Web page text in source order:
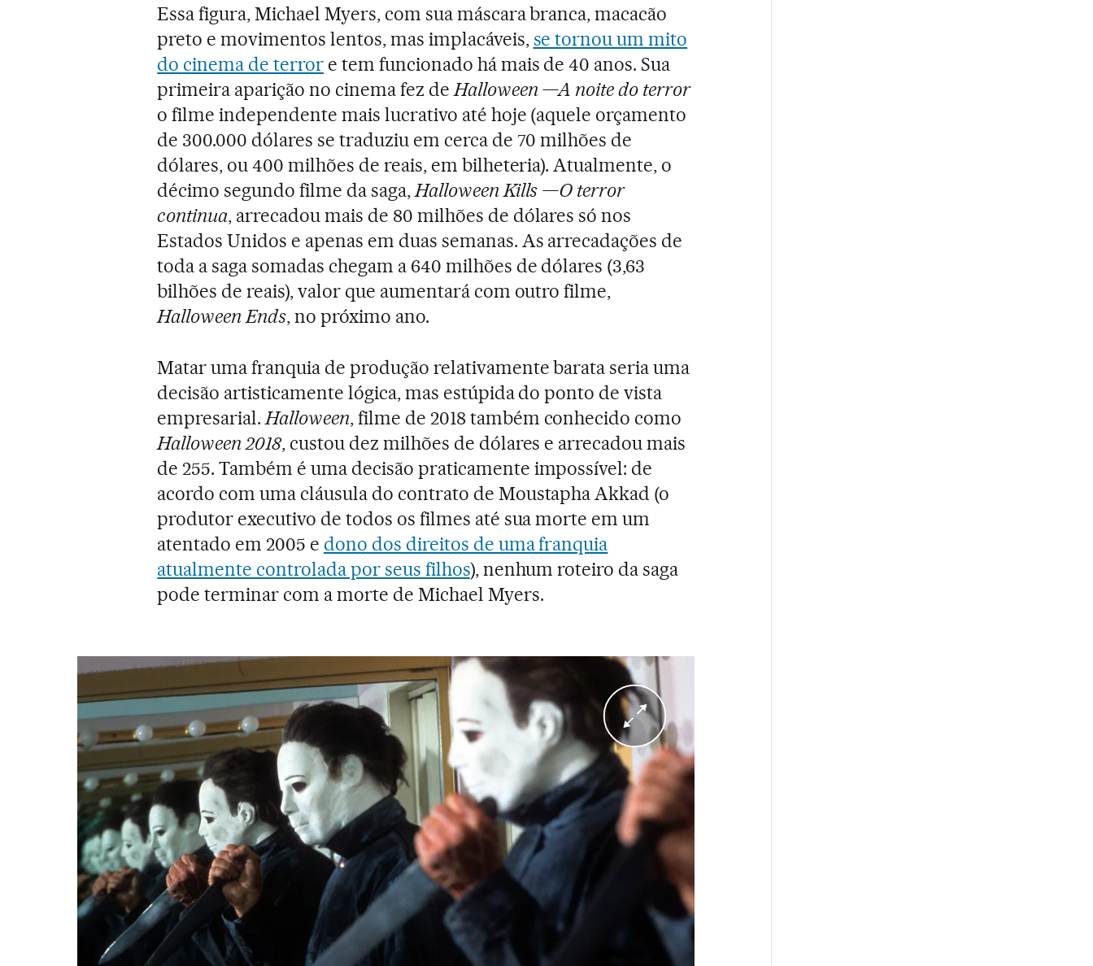
Essa figura, Michael Myers, com sua máscara branca, macacão
preto e movimentos lentos, mas implacáveis,se tornou um mito
do cinema de terrore tem funcionado há mais de 40 anos. Sua
primeira aparição no cinema fez deHalloween —A noite do terror
o filme independente mais lucrativo até hoje (aquele orçamento
de 300.000 dólares se traduziu em cerca de 70 milhões de
dólares, ou 400 milhões de reais, em bilheteria). Atualmente, o
décimo segundo filme da saga,Halloween Kills —O terror
continua, arrecadou mais de 80 milhões de dólares só nos
Estados Unidos e apenas em duas semanas. As arrecadações de
toda a saga somadas chegam a 640 milhões de dólares (3,63
bilhões de reais), valor que aumentará com outro filme,
Halloween Ends, no próximo ano.
Matar uma franquia de produção relativamente barata seria uma
decisão artisticamente lógica, mas estúpida do ponto de vista
empresarial.Halloween, filme de 2018 também conhecido como
Halloween 2018, custou dez milhões de dólares e arrecadou mais
de 255. Também é uma decisão praticamente impossível: de
acordo com uma cláusula do contrato de Moustapha Akkad (o
produtor executivo de todos os filmes até sua morte em um
atentado em 2005 e dono dos direitos de uma franquia
atualmente controlada por seus filhos), nenhum roteiro da saga
pode terminar com a morte de Michael Myers.